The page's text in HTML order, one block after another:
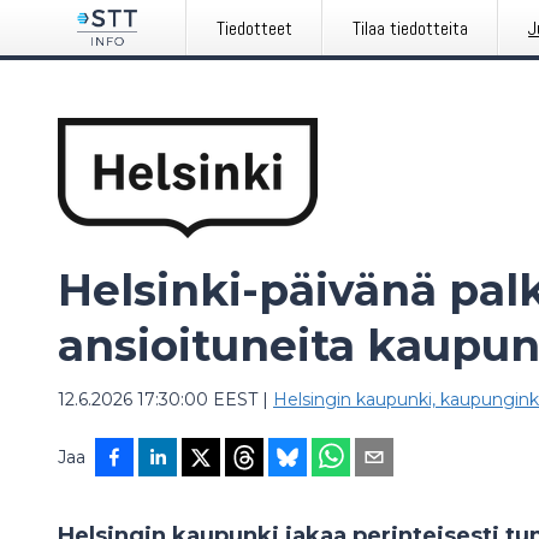
Tiedotteet Tilaa tiedotteita
Helsinki-päivänä
ansioituneita
12.6.2026 17:30:00 EEST| Helsingin kaupunki,
Jaa